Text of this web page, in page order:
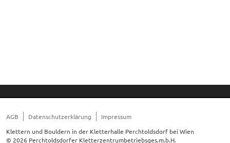
AGB Datenschutzerklärung
Impressum
Klettern und Bouldern in der Kletterhalle Perchtoldsdorf bei Wien
© 2026 Perchtoldsdorfer Kletterzentrumbetriebsges.m.b.H.